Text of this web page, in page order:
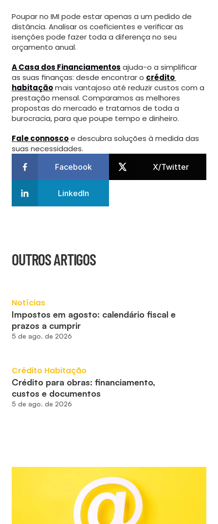
Poupar no IMI pode estar apenas a um pedido de
distância. Analisar os coeficientes e verificar as
isenções pode fazer toda a diferença no seu
orçamento anual.
A Casa dos Financiamentos ajuda-o a simplificar
as suas finanças: desde encontrar o crédito
habitação mais vantajoso até reduzir custos com a
prestação mensal. Comparamos as melhores
propostas do mercado e tratamos de toda a
burocracia, para que poupe tempo e dinheiro.
Fale connosco e descubra soluções à medida das
suas necessidades.
Facebook X/Twitter
LinkedIn
OUTROS ARTIGOS
Notícias
Impostos em agosto: calendário fiscal e
prazos a cumprir
5 de ago. de 2026
Crédito Habitação
Crédito para obras: financiamento,
custos e documentos
5 de ago. de 2026